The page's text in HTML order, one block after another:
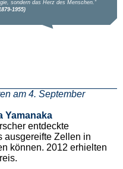
am 4. September
Yamanaka
entdeckte
ausgereifte Zellen in
können. 2012 erhielten